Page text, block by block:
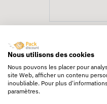
Nous utilisons des cookies
Nous pouvons les placer pour
site Web, afficher un contenu
inoubliable. Pour plus
paramètres.